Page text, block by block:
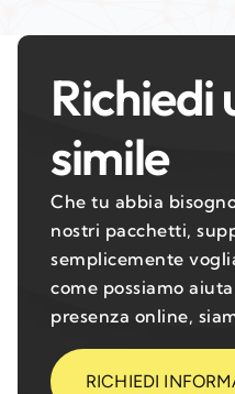
Richiedi
simile
Che tu abbia
nostri pacchetti,
semplicemente
come possiamo
presenza online,
RICHIEDI